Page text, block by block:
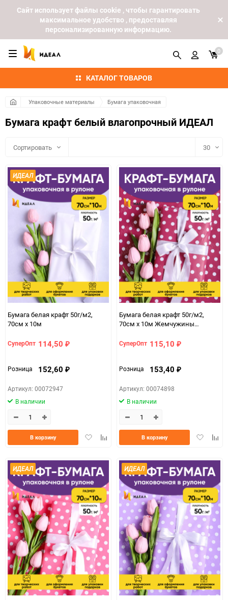
Cайт использует файлы cookie , чтобы гарантировать
максимальное удобство , предоставляя
персонализированную информацию.
КАТАЛОГ ТОВАРОВ
0
Упаковочные материалы Бумага упаковочная
Бумага крафт белый влагопрочный ИДЕАЛ
Сортировать 30
30
60
90
150
ИДЕАЛ
Бумага белая крафт 50г/м2,
70см x 10м
СуперОпт 114,50 ₽
Розница 152,60 ₽
Артикул: 00072947
В наличии
ДобавитьДобавить
В корзину
Бумага белая крафт 50г/м2,
70см x 10м Жемчужины
СуперОпт 115,10 ₽
Розница 153,40 ₽
Артикул: 00074898
В наличии
Добавить
В корзину
ИДЕАЛ ИДЕАЛ